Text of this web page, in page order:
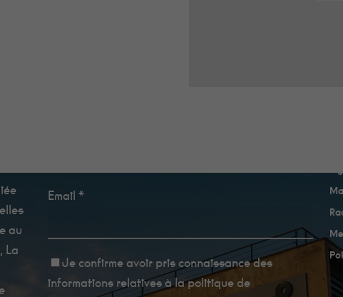
au
La
Email *
Je confirme avoir pris connaissance des
informations relatives à la politique de